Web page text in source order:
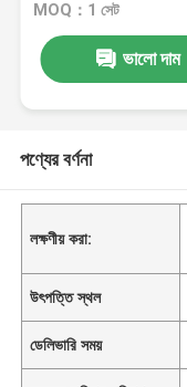
MOQ：1 সেট
ভালো দাম
পণ্যের বর্ণনা
লক্ষণীয় করা:
উৎপত্তি স্থল
ডেলিভারি সময়